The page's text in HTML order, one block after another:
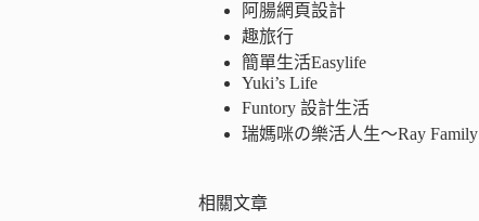
阿腸網頁設計
趣旅行
簡單生活Easylife
Yuki’s Life
Funtory 設計生活
瑞媽咪の樂活人生～Ray Family
相關文章